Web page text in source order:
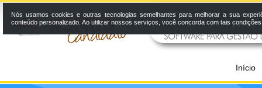
Início
Nós usamos cookies e outras tecnologias semelhantes para melhorar a sua
conteúdo personalizado. Ao utilizar nossos serviços, você concorda com tais